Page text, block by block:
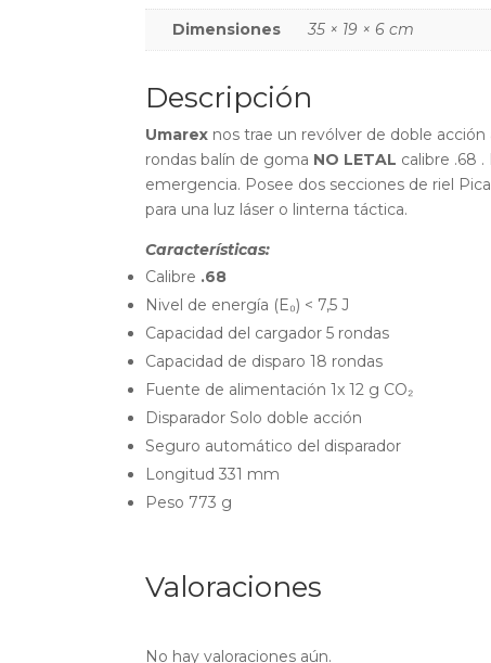
Dimensiones 35 × 19 × 6 cm
Descripción
Umarex nos trae un revólver de doble
rondas balín de goma NO LETAL calibre .68
emergencia. Posee dos secciones de riel
para una luz láser o linterna táctica.
Características:
Calibre .68
Nivel de energía (E₀) < 7,5 J
Capacidad del cargador 5 rondas
Capacidad de disparo 18 rondas
Fuente de alimentación 1x 12 g CO₂
Disparador Solo doble acción
Seguro automático del disparador
Longitud 331 mm
Peso 773 g
Valoraciones
No hay valoraciones aún.